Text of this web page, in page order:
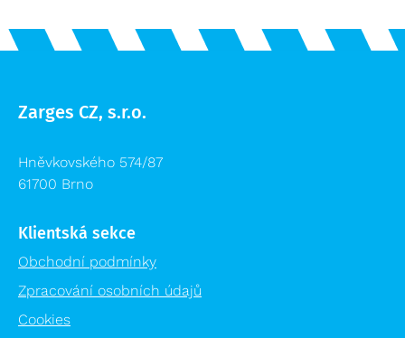
Regálové systémy
Lešení výprodej
Zarges CZ, s.r.o.
Hněvkovského 574/87
61700 Brno
Klientská sekce
Obchodní podmínky
Zpracování osobních údajů
Cookies